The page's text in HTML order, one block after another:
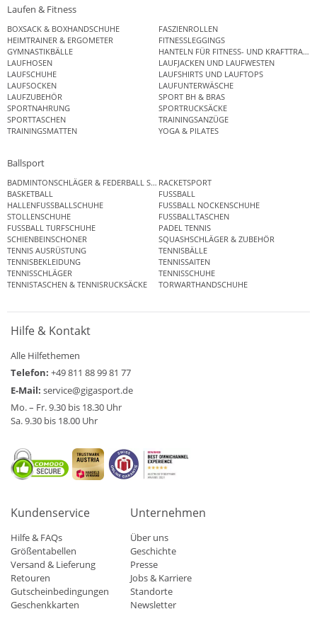
Laufen & Fitness
BOXSACK & BOXHANDSCHUHE
FASZIENROLLEN
HEIMTRAINER & ERGOMETER
FITNESSLEGGINGS
GYMNASTIKBÄLLE
HANTELN FÜR FITNESS- UND
LAUFHOSEN
LAUFJACKEN UND LAUFWESTEN
LAUFSCHUHE
LAUFSHIRTS UND LAUFTOPS
LAUFSOCKEN
LAUFUNTERWÄSCHE
LAUFZUBEHÖR
SPORT BH & BRAS
SPORTNAHRUNG
SPORTRUCKSÄCKE
SPORTTASCHEN
TRAININGSANZÜGE
TRAININGSMATTEN
YOGA & PILATES
Ballsport
BADMINTONSCHLÄGER & FEDERBALL SETSRACKETSPORT
BASKETBALL
FUSSBALL
HALLENFUSSBALLSCHUHE
FUSSBALL NOCKENSCHUHE
STOLLENSCHUHE
FUSSBALLTASCHEN
FUSSBALL TURFSCHUHE
PADEL TENNIS
SCHIENBEINSCHONER
SQUASHSCHLÄGER & ZUBEHÖR
TENNIS AUSRÜSTUNG
TENNISBÄLLE
TENNISBEKLEIDUNG
TENNISSAITEN
TENNISSCHLÄGER
TENNISSCHUHE
TENNISTASCHEN & TENNISRUCKSÄCKE
TORWARTHANDSCHUHE
Hilfe & Kontakt
Alle Hilfethemen
Telefon: +49 811 88 99 81 77
E-Mail: service@gigasport.de
Mo. – Fr. 9.30 bis 18.30 Uhr
Sa. 9.30 bis 18.00 Uhr
Kundenservice
Hilfe & FAQs
Größentabellen
Versand & Lieferung
Retouren
Gutscheinbedingungen
Geschenkkarten
Unternehmen
Über uns
Geschichte
Presse
Jobs & Karriere
Standorte
Newsletter